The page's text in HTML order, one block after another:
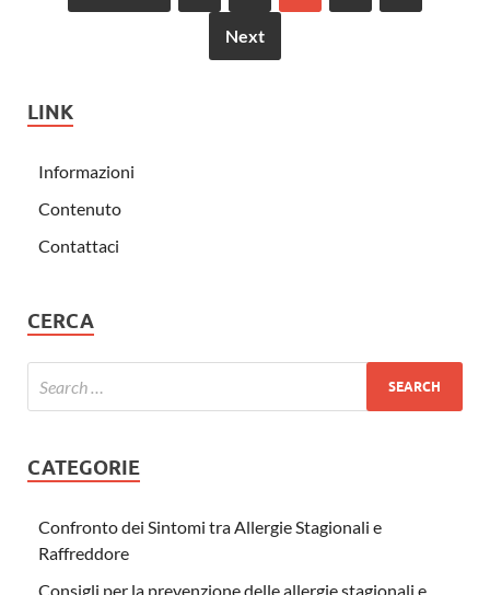
Next
LINK
Informazioni
Contenuto
Contattaci
CERCA
CATEGORIE
Confronto dei Sintomi tra Allergie Stagionali e
Raffreddore
Consigli per la prevenzione delle allergie stagionali e